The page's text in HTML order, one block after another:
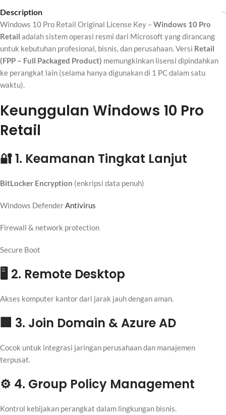
Description
Windows 10 Pro Retail Original License Key – Windows 10 Pro
Retail adalah sistem operasi resmi dari Microsoft yang dirancang
untuk kebutuhan profesional, bisnis, dan perusahaan. Versi Retail
(FPP – Full Packaged Product) memungkinkan lisensi dipindahkan
ke perangkat lain (selama hanya digunakan di 1 PC dalam satu
waktu).
Keunggulan Windows 10 Pro
Retail
🔐 1. Keamanan Tingkat Lanjut
BitLocker Encryption (enkripsi data penuh)
Windows DefenderAntivirus
Firewall & network protection
Secure Boot
🖥 2. Remote Desktop
Akses komputer kantor dari jarak jauh dengan aman.
🏢 3. Join Domain & Azure AD
Cocok untuk integrasi jaringan perusahaan dan manajemen
terpusat.
⚙ 4. Group Policy Management
Kontrol kebijakan perangkat dalam lingkungan bisnis.